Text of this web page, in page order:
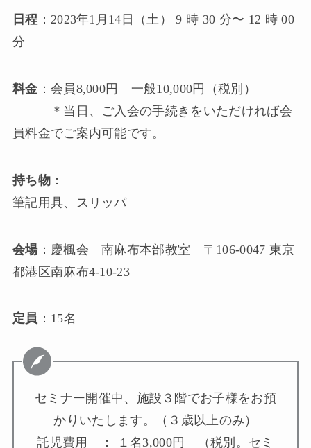
日程 ：2023年1⽉14⽇（土） 9 時 30 分〜 12 時 00
分
料金 ：会員8,000円 一般10,000円（税別）
＊当日、ご入会の手続きをいただければ会
員料金でご案内可能です。
持ち物：
筆記用具、スリッパ
会場：慶楓会 南麻布本部教室 〒106-0047 東京
都港区南麻布4-10-23
定員 ：15名
セミナー開催中、施設３階でお子様をお預
かりいたします。（３歳以上のみ）
託児費用 ： １名3,000円 （税別。セミ